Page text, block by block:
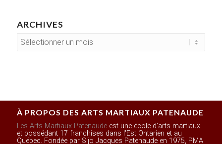
ARCHIVES
À PROPOS DES ARTS MARTIAUX PATENAUDE
Les Arts Martiaux Patenaudeest une école d'arts martiaux
et possédant 17 franchises dans l'Est Ontarien et au
Québec. Fondée par Sijo Jacques Patenaude en 1975, PMA